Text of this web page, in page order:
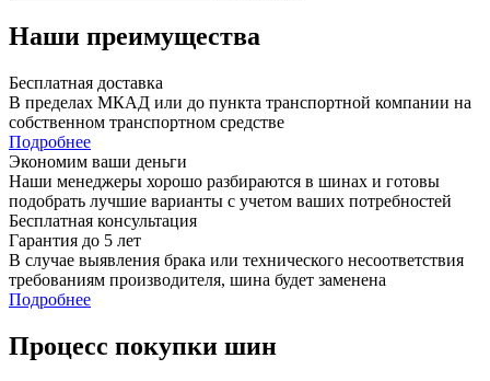
Наши преимущества
Бесплатная доставка
В пределах МКАД или до пункта транспортной компании на
собственном транспортном средстве
Подробнее
Экономим ваши деньги
Наши менеджеры хорошо разбираются в шинах и готовы
подобрать лучшие варианты с учетом ваших потребностей
Бесплатная консультация
Гарантия до 5 лет
В случае выявления брака или технического несоответствия
требованиям производителя, шина будет заменена
Подробнее
Процесс покупки шин